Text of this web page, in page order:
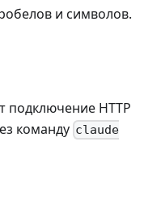
и символов.
подключение HTTP
команду claude